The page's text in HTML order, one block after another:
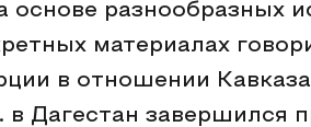
основе разнообразных
материалах
в отношении
в Дагестан